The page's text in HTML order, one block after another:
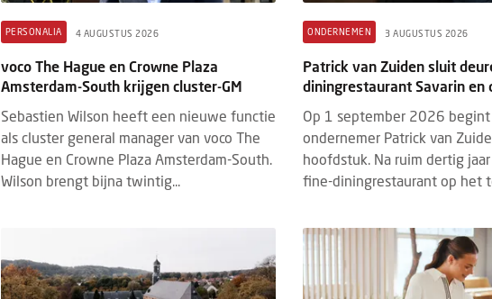
PERSONALIA 4 AUGUSTUS 2026
voco The Hague en Crowne Plaza
Amsterdam-South krijgen cluster-GM
Sebastien Wilson heeft een nieuwe functie
als cluster general manager van voco The
Hague en Crowne Plaza Amsterdam-South.
Wilson brengt bijna twintig...
ONDERNEMEN 3 AUGUSTUS 2026
Patrick van Zuiden sluit
diningrestaurant Savarin en
Op 1 september 2026
ondernemer Patrick van
hoofdstuk. Na ruim dertig
fine-diningrestaurant op het